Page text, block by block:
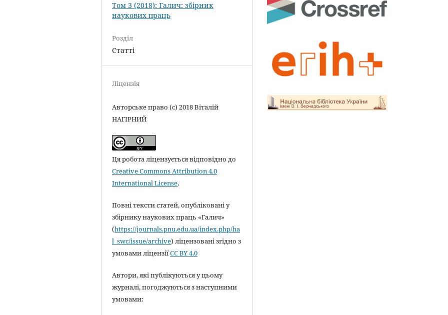
Том 3 (2018): Галич: збірник
наукових праць
Розділ
Статті
Ліцензія
Авторське право (c) 2018 Віталій
НАГІРНИЙ
Ця робота ліцензується відповідно до
Creative Commons Attribution 4.0
International License.
Повні тексти статей, опубліковані у
збірнику наукових праць «Галич»
(https://journals.pnu.edu.ua/index.php/ha
l_swc/issue/archive) ліцензовані згідно з
умовами ліцензіїCC BY 4.0
Автори, які публікуються у цьому
журналі, погоджуються з наступними
умовами: